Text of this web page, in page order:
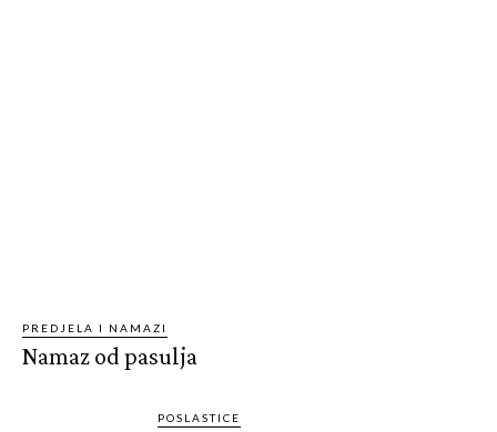
PREDJELA I NAMAZI
Namaz od pasulja
POSLASTICE